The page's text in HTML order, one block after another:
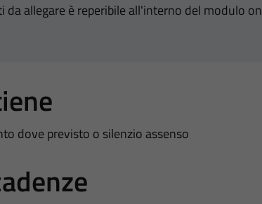
da allegare è reperibile all'interno del modulo
dove previsto o silenzio assenso